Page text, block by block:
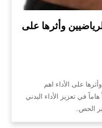
وأثرها على
على الأداء اهم
في تعزيز الأداء البدني
الحص…